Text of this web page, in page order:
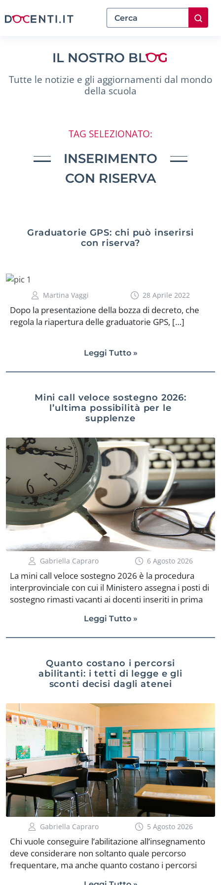
IL NOSTRO BL
Tutte le notizie e gli aggiornamenti dal mondo
della scuola
TAG SELEZIONATO:
INSERIMENTO
CON RISERVA
Graduatorie GPS: chi può inserirsi
con riserva?
Martina Vaggi 28 Aprile 2022
Dopo la presentazione della bozza di decreto, che
regola la riapertura delle graduatorie GPS, […]
Leggi Tutto »
Mini call veloce sostegno 2026:
l’ultima possibilità per le
supplenze
Gabriella Capraro 6 Agosto 2026
La mini call veloce sostegno 2026 è la procedura
interprovinciale con cui il Ministero assegna i posti di
sostegno rimasti vacanti ai docenti inseriti in prima
diversa da quella di iscrizione. Serve a coprire i posti
residui prima dell’inizio delle lezioni, sia per le
meccanismo è semplice: dopo la chiusura delle
nomine ordinarie nella provincia di iscrizione, se
restano cattedre di sostegno scoperte, il sistema le
pronto a coprirle. Il candidato può indicare una o […]
Leggi Tutto »
Quanto costano i percorsi
abilitanti: i tetti di legge e gli
sconti decisi dagli atenei
Gabriella Capraro 5 Agosto 2026
Chi vuole conseguire l’abilitazione all’insegnamento
deve considerare non soltanto quale percorso
frequentare, ma anche quanto costano i percorsi